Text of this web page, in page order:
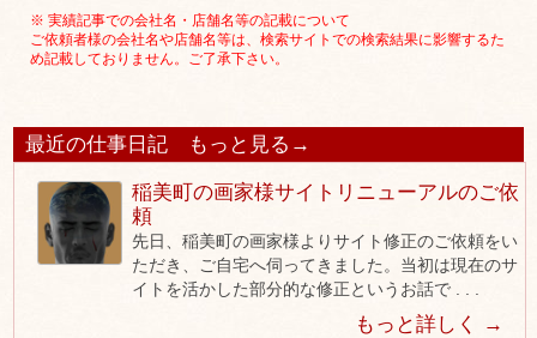
※ 実績記事での会社名・店舗名等の記載について
ご依頼者様の会社名や店舗名等は、検索サイトでの検索結果に影響するた
め記載しておりません。ご了承下さい。
最近の仕事日記 もっと見る→
稲美町の画家様サイトリニューアルのご依
頼
先日、稲美町の画家様よりサイト修正のご依頼をい
ただき、ご自宅へ伺ってきました。当初は現在のサ
イトを活かした部分的な修正というお話で . . .
もっと詳しく →